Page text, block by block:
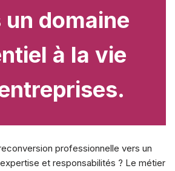
un domaine
à la vie
professionnelle vers un
et responsabilités ? Le métier